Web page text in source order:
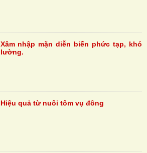
Xâm nhập mặn diễn biến phức tạp, khó
lường.
Hiệu quả từ nuôi tôm vụ đông